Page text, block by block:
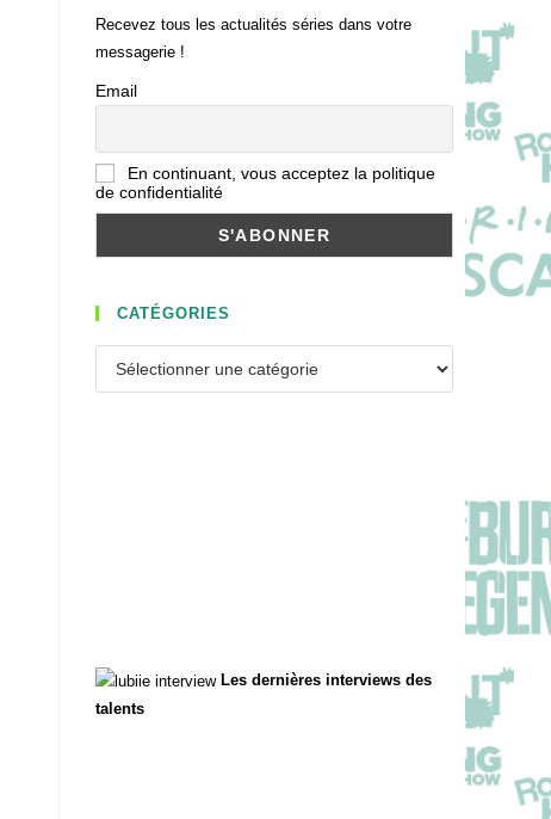
Recevez tous les actualités séries dans votre
messagerie !
Email
En continuant, vous acceptez la politique
de confidentialité
CATÉGORIES
Les dernières interviews des
talents